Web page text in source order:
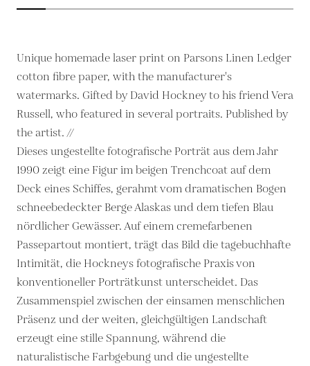
Unique homemade laser print on Parsons Linen Ledger
cotton fibre paper, with the manufacturer's
watermarks. Gifted by David Hockney to his friend Vera
Russell, who featured in several portraits. Published by
the artist. //
Dieses ungestellte fotografische Porträt aus dem Jahr
1990 zeigt eine Figur im beigen Trenchcoat auf dem
Deck eines Schiffes, gerahmt vom dramatischen Bogen
schneebedeckter Berge Alaskas und dem tiefen Blau
nördlicher Gewässer. Auf einem cremefarbenen
Passepartout montiert, trägt das Bild die tagebuchhafte
Intimität, die Hockneys fotografische Praxis von
konventioneller Porträtkunst unterscheidet. Das
Zusammenspiel zwischen der einsamen menschlichen
Präsenz und der weiten, gleichgültigen Landschaft
erzeugt eine stille Spannung, während die
naturalistische Farbgebung und die ungestellte